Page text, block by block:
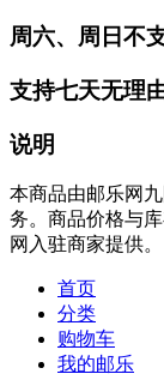
周六、周日不
支持七天无理
说明
本商品由邮乐网
务。商品价格与
网入驻商家提供。
首页
分类
购物车
我的邮乐